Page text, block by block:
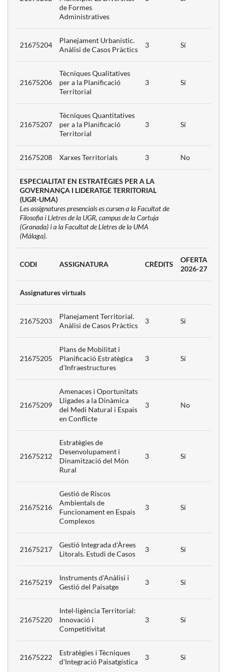
de Formes
Administratives
21675204
Planejament Urbanístic.
Anàlisi de Casos Pràctics
3 Sí
21675206
Tècniques Qualitatives
per a la Planificació
Territorial
3 Sí
21675207
Tècniques Quantitatives
per a la Planificació
Territorial
3 Sí
21675208 Xarxes Territorials 3 No
ESPECIALITAT EN ESTRATÈGIES PER A LA
GOVERNANÇA I LIDERATGE TERRITORIAL
(UGR-UMA)
Les assignatures presencials es cursen a la Facultat de
Filosofia i Lletres de la UGR, campus de la Cartuja
(Granada) i a la Facultat de Lletres de la UMA
(Màlaga).
CODI ASSIGNATURA CRÈDITS
OFERTA
2026-27
Assignatures virtuals
21675203
Planejament Territorial.
Anàlisi de Casos Pràctics
3 Sí
21675205
Plans de Mobilitat i
Planificació Estratègica
d'Infraestructures
3 Sí
21675209
Amenaces i Oportunitats
Lligades a la Dinàmica
del Medi Natural i Espais
en Conflicte
3 No
21675212
Estratègies de
Desenvolupament i
Dinamització del Món
Rural
3 Sí
21675216
Gestió de Riscos
Ambientals de
Funcionament en Espais
Complexos
3 Sí
21675217
Gestió Integrada d'Àrees
Litorals. Estudi de Casos
3 Sí
21675219
Instruments d'Anàlisi i
Gestió del Paisatge
3 Sí
21675220
Intel·ligència Territorial:
Innovació i
Competitivitat
3 Sí
21675222
Estratègies i Tècniques
d'Integració Paisatgística
3 Sí
3
del
3
3